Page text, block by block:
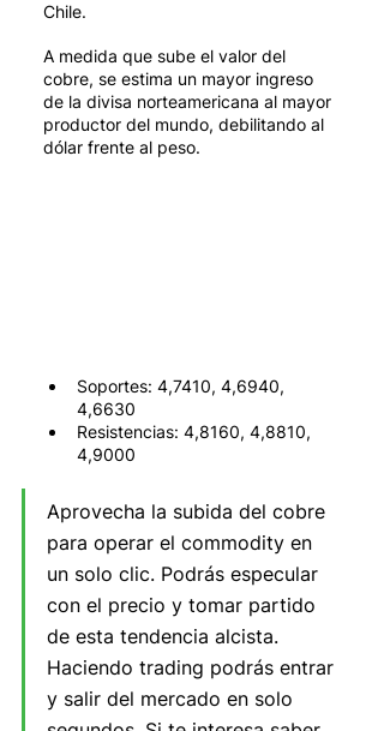
Chile.
A medida que sube el valor del
cobre, se estima un mayor ingreso
de la divisa norteamericana al mayor
productor del mundo, debilitando al
dólar frente al peso.
Soportes: 4,7410, 4,6940,
4,6630
Resistencias: 4,8160, 4,8810,
4,9000
Aprovecha la subida del cobre
para operar el commodity en
un solo clic. Podrás especular
con el precio y tomar partido
de esta tendencia alcista.
Haciendo trading podrás entrar
y salir del mercado en solo